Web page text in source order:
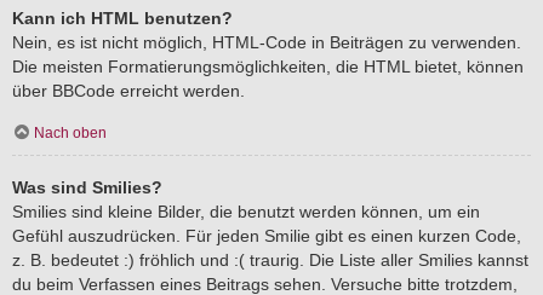
Kann ich HTML benutzen?
Nein, es ist nicht möglich, HTML-Code in Beiträgen zu verwenden.
Die meisten Formatierungsmöglichkeiten, die HTML bietet, können
über BBCode erreicht werden.
Nach oben
Was sind Smilies?
Smilies sind kleine Bilder, die benutzt werden können, um ein
Gefühl auszudrücken. Für jeden Smilie gibt es einen kurzen Code,
z. B. bedeutet :) fröhlich und :( traurig. Die Liste aller Smilies kannst
du beim Verfassen eines Beitrags sehen. Versuche bitte trotzdem,